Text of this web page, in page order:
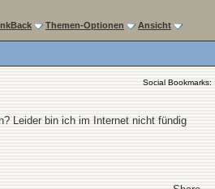
Themen-Optionen Ansicht
Social Bookmarks:
Leider bin ich im Internet nicht fündig